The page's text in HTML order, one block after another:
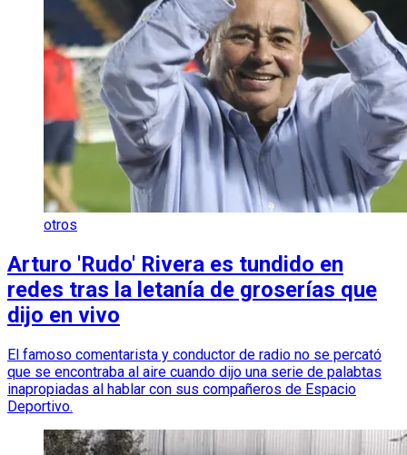
otros
Arturo 'Rudo' Rivera es tundido en
redes tras la letanía de groserías que
dijo en vivo
El famoso comentarista y conductor de radio no se percató
que se encontraba al aire cuando dijo una serie de palabtas
inapropiadas al hablar con sus compañeros de Espacio
Deportivo.